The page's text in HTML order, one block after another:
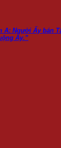
A: Người Ấy bán
Ấy.”